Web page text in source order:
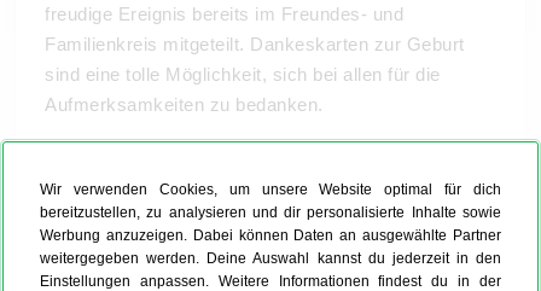
Wir verwenden Cookies, um unsere Website optimal für dich
bereitzustellen, zu analysieren und dir personalisierte Inhalte sowie
Werbung anzuzeigen. Dabei können Daten an ausgewählte Partner
weitergegeben werden. Deine Auswahl kannst du jederzeit in den
Einstellungen anpassen. Weitere Informationen findest du in der
freudige Ereignis bereits im Freundes- und
Familienkreis mitgeteilt. Dankeskarten zur Geburt
sind eine tolle Möglichkeit, sich bei allen für die
Aufmerksamkeiten zu bedanken.